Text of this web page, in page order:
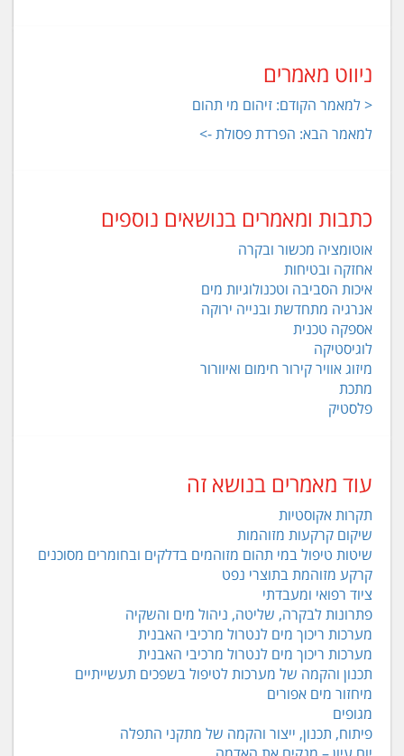
ניווט מאמרים
< למאמר הקודם: זיהום מי תהום
למאמר הבא: הפרדת פסולת ->
כתבות ומאמרים בנושאים נוספים
אוטומציה מכשור ובקרה
אחזקה ובטיחות
איכות הסביבה וטכנולוגיות מים
אנרגיה מתחדשת ובנייה ירוקה
אספקה טכנית
לוגיסטיקה
מיזוג אוויר קירור חימום ואיוורור
מתכת
פלסטיק
עוד מאמרים בנושא זה
תקרות אקוסטיות
שיקום קרקעות מזוהמות
שיטות טיפול במי תהום מזוהמים בדלקים ובחומרים מסוכנים
קרקע מזוהמת בתוצרי נפט
ציוד רפואי ומעבדתי
פתרונות לבקרה, שליטה, ניהול מים והשקיה
מערכות ריכוך מים לנטרול מרכיבי האבנית
מערכות ריכוך מים לנטרול מרכיבי האבנית
תכנון והקמה של מערכות לטיפול בשפכים תעשייתיים
מיחזור מים אפורים
מגופים
פיתוח, תכנון, ייצור והקמה של מתקני התפלה